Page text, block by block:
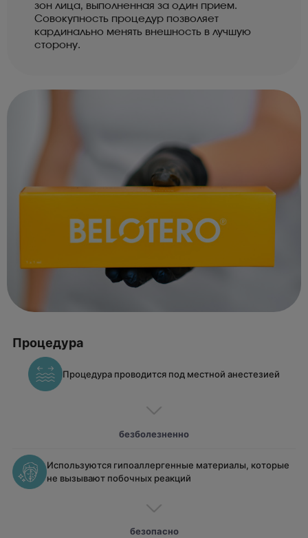
зон лица, выполненная за один прием.
Совокупность процедур позволяет
кардинально менять внешность в лучшую
сторону.
Процедура
Процедура проводится под местной анестезией
безболезненно
Используются гипоаллергенные материалы, которые
не вызывают побочных реакций
безопасно